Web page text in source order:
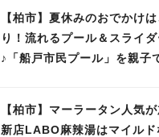
【柏市】夏休みのおでかけ
り！流れるプール＆スライ
♪「船戸市民プール」を親子
【柏市】マーラータン人気
新店LABO麻辣湯はマイルド